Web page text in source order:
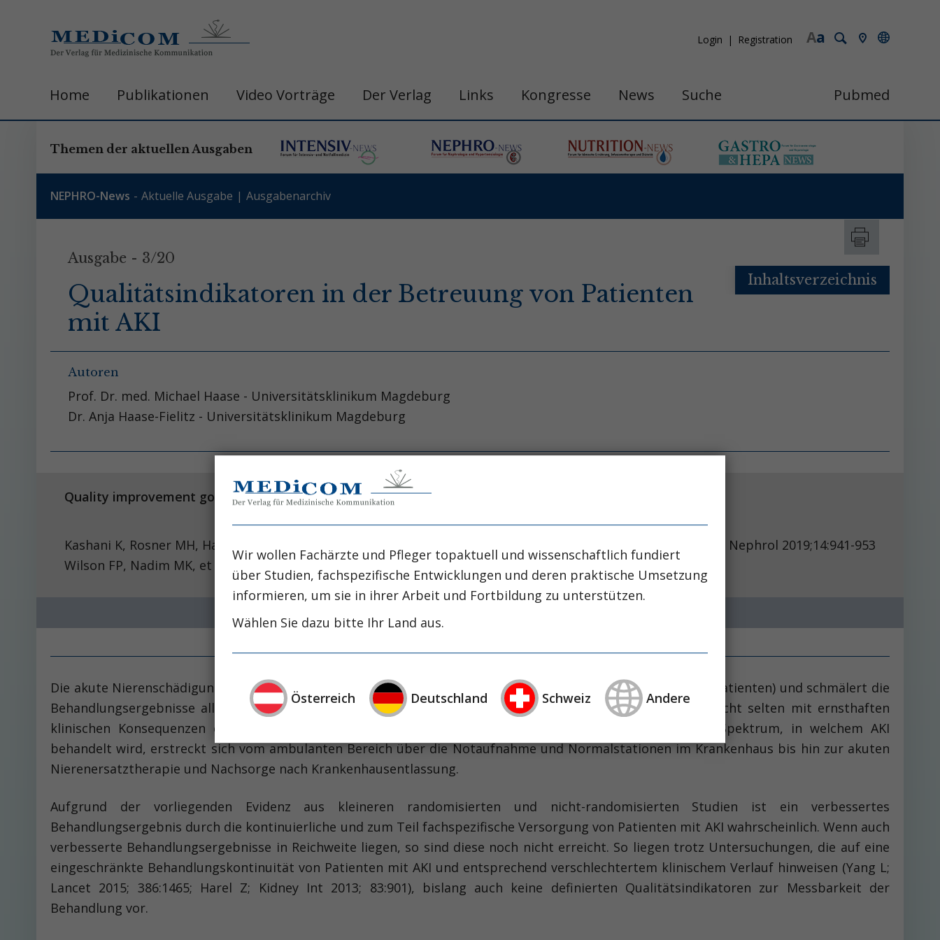
a
A
Login Registration
Home Publikationen Video Vorträge Der Verlag Links Kongresse News Suche Pubmed
Themen der aktuellen Ausgaben
NEPHRO-News Aktuelle Ausgabe Ausgabenarchiv
Ausgabe - 3/20
Qualitätsindikatoren in der Betreuung von Patienten
mit AKI
Autoren
Prof. Dr. med. Michael Haase - Universitätsklinikum Magdeburg
Dr. Anja Haase-Fielitz - Universitätsklinikum Magdeburg
Inhaltsverzeichnis
Quality improvement goals for acute kidney injury.
Kashani K, Rosner MH, Haase M, Lewington AJP, O‘Donoghue DJ,
Wilson FP, Nadim MK, et al.
Clin J Am Soc Nephrol 2019;14:941-953
Die akute Nierenschädigung (­acute kidney injury/AKI) weist eine hohe In­zi­denz auf (ca. 10% aller Krankenhauspatienten) und schmälert die
Behandlungsergebnisse aller Fachdisziplinen, vor allem in der Intensiv- und Notfallmedizin. Die AKI geht nicht selten mit ernsthaften
klinischen Konsequenzen einher und belastet mit teilweise hohen Kosten das Gesundheitssystem. Das Spektrum, in welchem AKI
behandelt wird, erstreckt sich vom ambulanten Bereich über die Notaufnahme und Normalstationen im Krankenhaus bis hin zur akuten
Nierenersatztherapie und Nachsorge nach Krankenhausentlassung.
Aufgrund der vorliegenden Evidenz aus kleineren randomisierten und nicht-randomisierten Studien ist ein verbessertes
Behandlungsergebnis durch die kontinuierliche und zum Teil fachspezifische Versorgung von Patienten mit AKI wahrscheinlich. Wenn auch
verbesserte Behandlungsergebnisse in Reichweite liegen, so sind diese noch nicht erreicht. So liegen trotz Untersuchungen, die auf eine
eingeschränkte Behandlungskontinuität von Patienten mit AKI und entsprechend verschlechtertem klinischem Verlauf hinweisen (Yang L;
Lancet 2015; 386:1465; Harel Z; Kidney Int 2013; 83:901), bislang auch keine definierten Qualitätsindikatoren zur Messbarkeit der
Behandlung vor.
Wir wollen Fachärzte und Pfleger topaktuell und wissenschaftlich fundiert
über Studien, fachspezifische Entwicklungen und deren praktische Umsetzung
informieren, um sie in ihrer Arbeit und Fortbildung zu unterstützen.
Wählen Sie dazu bitte Ihr Land aus.
Österreich Deutschland Schweiz Andere